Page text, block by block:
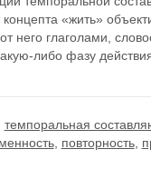
«жить»
глаголами,
либо фазу
темпоральная
, повторность,